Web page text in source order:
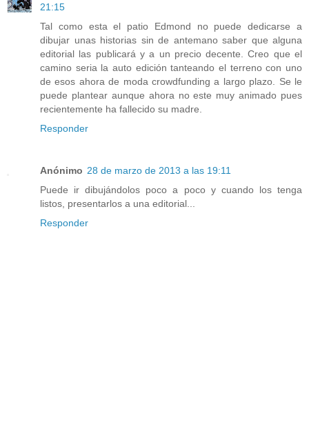
21:15
Tal como esta el patio Edmond no puede dedicarse a
dibujar unas historias sin de antemano saber que alguna
editorial las publicará y a un precio decente. Creo que el
camino seria la auto edición tanteando el terreno con uno
de esos ahora de moda crowdfunding a largo plazo. Se le
puede plantear aunque ahora no este muy animado pues
recientemente ha fallecido su madre.
Responder
Anónimo 28 de marzo de 2013 a las 19:11
Puede ir dibujándolos poco a poco y cuando los tenga
listos, presentarlos a una editorial...
Responder